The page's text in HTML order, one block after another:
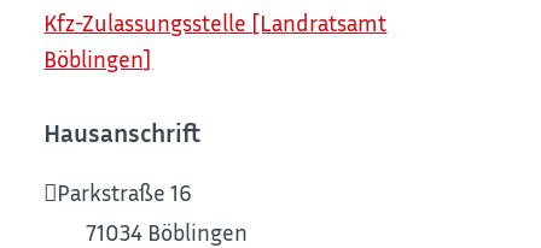
Kfz-Zulassungsstelle [Landratsamt
Böblingen]
Hausanschrift
Parkstraße 16
71034 Böblingen